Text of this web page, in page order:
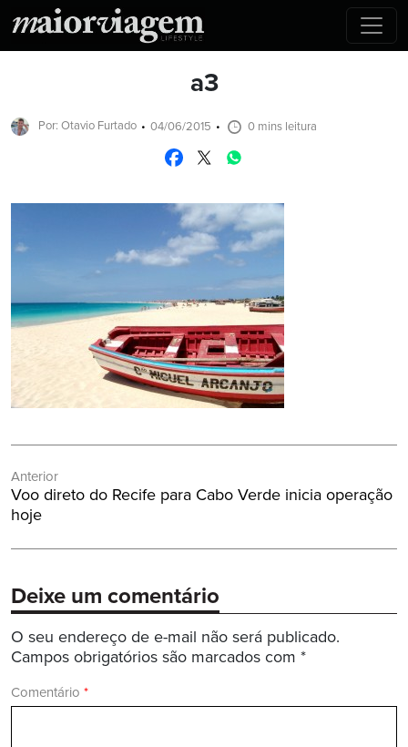
a3
Por: Otavio Furtado 04/06/2015 0 mins leitura
de
Post
Anterior
Post
Anterior:
Voo direto do Recife para Cabo Verde inicia operação
hoje
Deixe um comentário
O seu endereço de e-mail não será publicado.
Campos obrigatórios são marcados com *
Comentário *